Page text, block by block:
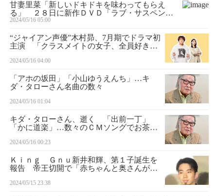
て」
甘妻里菜「新しいドキドキを味わってもらえ
る」 ２８日に新作ＤＶＤ「ラブ・サスペン
ス」発売
2024/05/16 05:00
“ジャイアン声優”木村昴、7月期でドラマ初
主演 「クラスメイトの女子、全員好きで
2024/05/16 04:00
「アホの坂田」「小山ゆうえんち」…キ
ダ・タローさん名曲の数々
2024/05/16 01:04
キダ・タローさん、逝く 「出前一丁」
「かに道楽」…数々のＣＭソングでお茶の
偵！ナイトスクープ」最高顧問としても人
2024/05/16 00:23
Ｋｉｎｇ Ｇｎｕ新井和輝、第１子誕生を
報告 帝王切開で「赤ちゃんと奥さんがホ
2024/05/15 23:38